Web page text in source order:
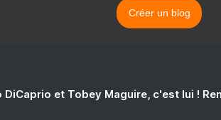
Créer un blog
DiCaprio et Tobey Maguire, c'est lui !